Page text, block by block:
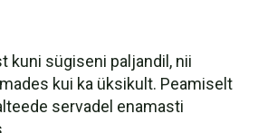
kuni sügiseni paljandil, nii
kui ka üksikult. Peamiselt
servadel enamasti